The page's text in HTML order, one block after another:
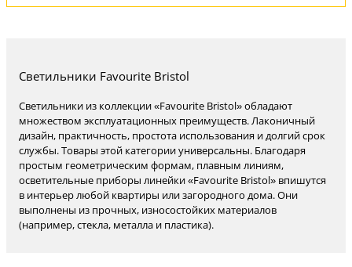
Светильники Favourite Bristol
Светильники из коллекции «Favourite Bristol» обладают
множеством эксплуатационных преимуществ. Лаконичный
дизайн, практичность, простота использования и долгий срок
службы. Товары этой категории универсальны. Благодаря
простым геометрическим формам, плавным линиям,
осветительные приборы линейки «Favourite Bristol» впишутся
в интерьер любой квартиры или загородного дома. Они
выполнены из прочных, износостойких материалов
(например, стекла, металла и пластика).